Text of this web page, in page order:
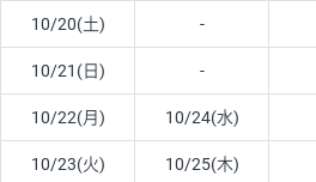
10/20(土) -
10/21(日) -
10/22(月) 10/24(水)
10/23(火) 10/25(木)